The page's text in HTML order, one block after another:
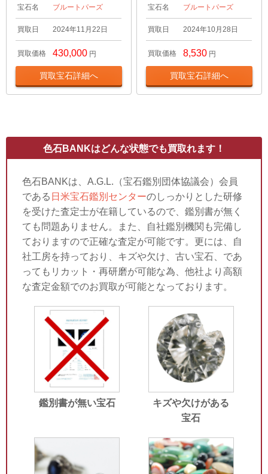
宝石名 ブルートパーズ
買取日 2024年11月22日
買取価格 430,000 円
買取宝石詳細へ
宝石名 ブルートパーズ
買取日 2024年10月28日
買取価格 8,530 円
買取宝石詳細へ
色石BANKはどんな状態でも買取れます！
色石BANKは、A.G.L.（宝石鑑別団体協議会）会員
である 日米宝石鑑別センターのしっかりとした研修
を受けた査定士が在籍しているので、鑑別書が無く
ても問題ありません。また、自社鑑別機関も完備し
ておりますので正確な査定が可能です。更には、自
社工房を持っており、キズや欠け、古い宝石、であ
ってもリカット・再研磨が可能な為、他社より高額
な査定金額でのお買取が可能となっております。
鑑別書が無い宝石
キズや欠けがある
宝石